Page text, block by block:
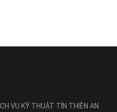
VỤ KỸ THUẬT TÍN THIÊN AN